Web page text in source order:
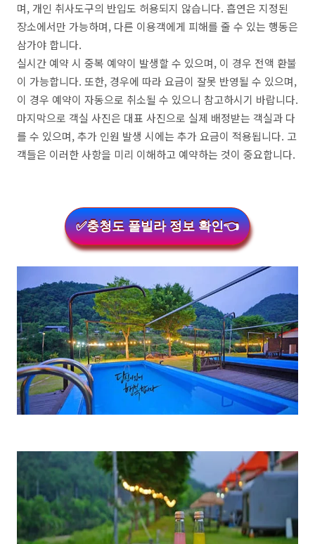
며, 개인 취사도구의 반입도 허용되지 않습니다. 흡연은 지정된
장소에서만 가능하며, 다른 이용객에게 피해를 줄 수 있는 행동은
삼가야 합니다.
실시간 예약 시 중복 예약이 발생할 수 있으며, 이 경우 전액 환불
이 가능합니다. 또한, 경우에 따라 요금이 잘못 반영될 수 있으며,
이 경우 예약이 자동으로 취소될 수 있으니 참고하시기 바랍니다.
마지막으로 객실 사진은 대표 사진으로 실제 배정받는 객실과 다
를 수 있으며, 추가 인원 발생 시에는 추가 요금이 적용됩니다. 고
객들은 이러한 사항을 미리 이해하고 예약하는 것이 중요합니다.
✅충청도 풀빌라 정보 확인👈